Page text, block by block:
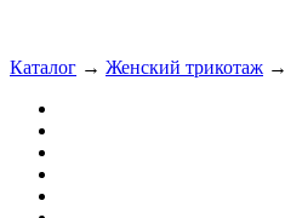
Каталог → Женский трикотаж →